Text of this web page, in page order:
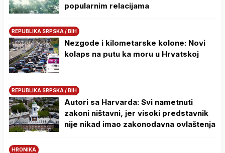
popularnim relacijama
REPUBLIKA SRPSKA / BIH
Nezgode i kilometarske kolone: Novi
kolaps na putu ka moru u Hrvatskoj
REPUBLIKA SRPSKA / BIH
Autori sa Harvarda: Svi nametnuti
zakoni ništavni, jer visoki predstavnik
nije nikad imao zakonodavna ovlaštenja
HRONIKA